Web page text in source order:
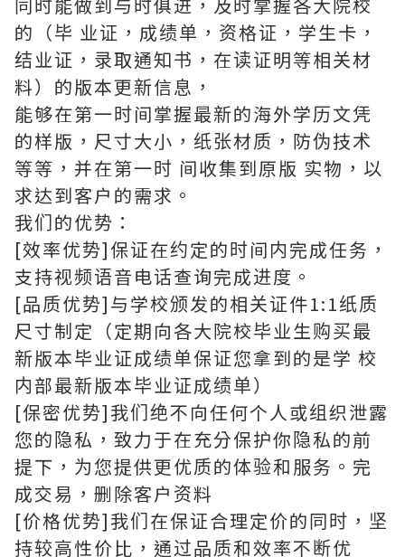
的（毕 业证，成绩单，资格证，学生卡，
结业证，录取通知书，在读证明等相关材
料）的版本更新信息，
能够在第一时间掌握最新的海外学历文凭
的样版，尺寸大小，纸张材质，防伪技术
等等，并在第一时 间收集到原版 实物，以
求达到客户的需求。
我们的优势：
[效率优势]保证在约定的时间内完成任务，
支持视频语音电话查询完成进度。
[品质优势]与学校颁发的相关证件1:1纸质
尺寸制定（定期向各大院校毕业生购买最
新版本毕业证成绩单保证您拿到的是学 校
内部最新版本毕业证成绩单）
[保密优势]我们绝不向任何个人或组织泄露
您的隐私，致力于在充分保护你隐私的前
提下，为您提供更优质的体验和服务。完
成交易，删除客户资料
[价格优势]我们在保证合理定价的同时，坚
持较高性价比，通过品质和效率不断优